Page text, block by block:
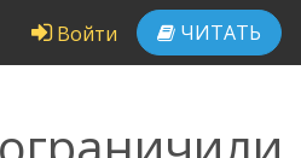
Войти ЧИТАТЬ